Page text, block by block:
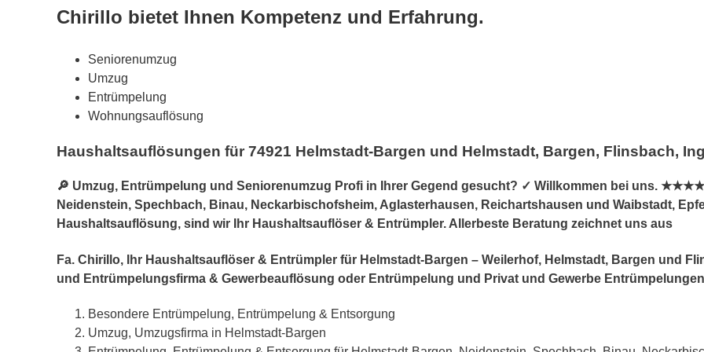
Chirillo bietet Ihnen Kompetenz und Erfahrung.
Seniorenumzug
Umzug
Entrümpelung
Wohnungsauflösung
Haushaltsauflösungen für 74921 Helmstadt-Bargen und Helmstadt, Bargen, Flinsbach,
🔎 Umzug, Entrümpelung und Seniorenumzug Profi in Ihrer Gegend gesucht? ✓ Willkommen bei uns.
Neidenstein, Spechbach, Binau, Neckarbischofsheim, Aglasterhausen, Reichartshausen und Waibstadt,
Haushaltsauflösung, sind wir Ihr Haushaltsauflöser & Entrümpler. Allerbeste Beratung zeichnet uns aus
Fa. Chirillo, Ihr Haushaltsauflöser & Entrümpler für Helmstadt-Bargen – Weilerhof, Helmstadt, Bargen und
und Entrümpelungsfirma & Gewerbeauflösung oder Entrümpelung und Privat und Gewerbe
Besondere Entrümpelung, Entrümpelung & Entsorgung
Umzug, Umzugsfirma in Helmstadt-Bargen